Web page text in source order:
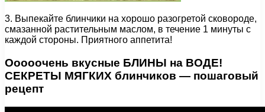
3. Выпекайте блинчики на хорошо разогретой сковороде,
смазанной растительным маслом, в течение 1 минуты с
каждой стороны. Приятного аппетита!
Ооооочень вкусные БЛИНЫ на ВОДЕ!
СЕКРЕТЫ МЯГКИХ блинчиков — пошаговый
рецепт